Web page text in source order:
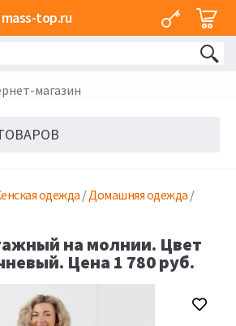
mass-top.ru
магазин
одежда /Домашняя одежда /
на молнии. Цвет
Цена 1 780 руб.